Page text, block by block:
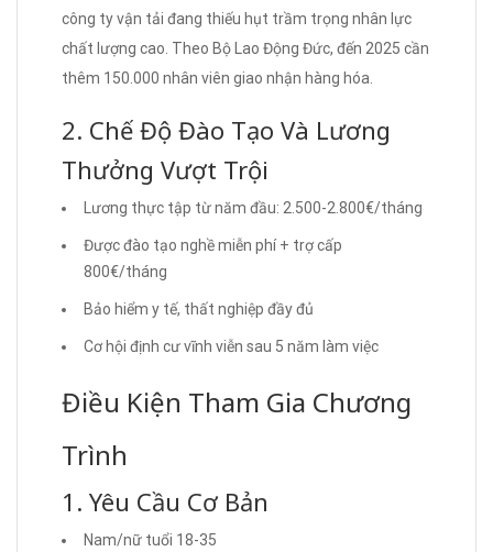
công ty vận tải đang thiếu hụt trầm trọng nhân lực
chất lượng cao. Theo Bộ Lao Động Đức, đến 2025 cần
thêm 150.000 nhân viên giao nhận hàng hóa.
2. Chế Độ Đào Tạo Và Lương
Thưởng Vượt Trội
Lương thực tập từ năm đầu: 2.500-2.800€/tháng
Được đào tạo nghề miễn phí + trợ cấp
800€/tháng
Bảo hiểm y tế, thất nghiệp đầy đủ
Cơ hội định cư vĩnh viễn sau 5 năm làm việc
Điều Kiện Tham Gia Chương
Trình
1. Yêu Cầu Cơ Bản
Nam/nữ tuổi 18-35